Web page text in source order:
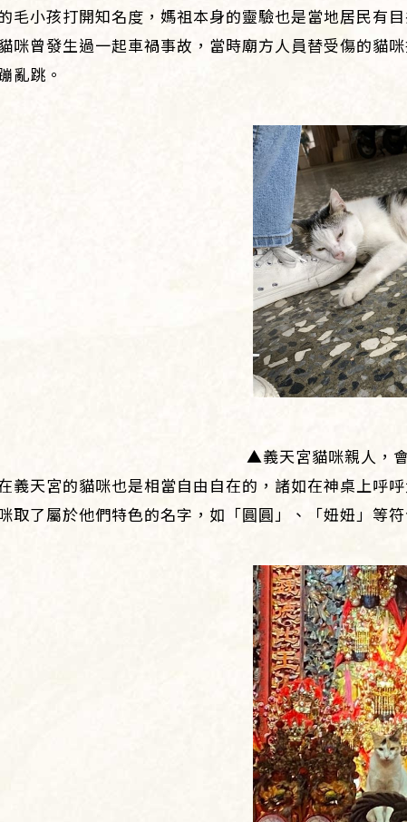
毛小孩打開知名度，媽祖本身的靈驗也是當地居民有
咪曾發生過一起車禍事故，當時廟方人員替受傷的貓
亂跳。
▲義天宮貓咪親人，
義天宮的貓咪也是相當自由自在的，諸如在神桌上呼
取了屬於他們特色的名字，如「圓圓」、「妞妞」等